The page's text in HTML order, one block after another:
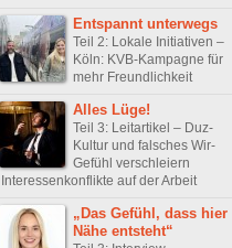
Entspannt unterwegs
Teil 2: Lokale Initiativen –
Köln: KVB-Kampagne für
mehr Freundlichkeit
Alles Lüge!
Teil 3: Leitartikel – Duz-
Kultur und falsches Wir-
Gefühl verschleiern
Interessenkonflikte auf der Arbeit
„Das Gefühl, dass hier
Nähe entsteht“